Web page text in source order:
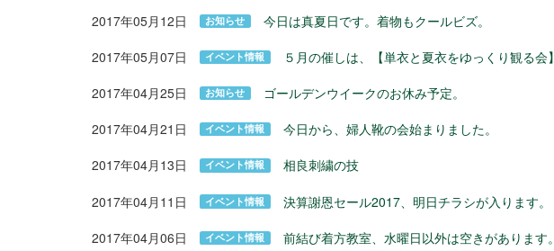
2017年05月12日 お知らせ 今日は真夏日です。着物もクールビズ。
2017年05月07日 イベント情報 ５月の催しは、【単衣と夏衣をゆっくり観る会】
2017年04月25日 お知らせ ゴールデンウイークのお休み予定。
2017年04月21日 イベント情報 今日から、婦人靴の会始まりました。
2017年04月13日 イベント情報 相良刺繍の技
2017年04月11日 イベント情報 決算謝恩セール2017、明日チラシが入ります。
2017年04月06日 イベント情報 前結び着方教室、水曜日以外は空きがあります。